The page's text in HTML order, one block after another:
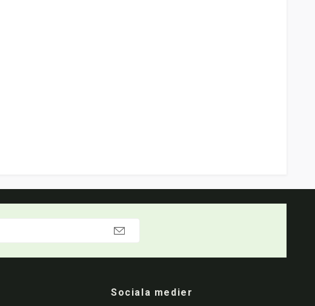
Sociala medier